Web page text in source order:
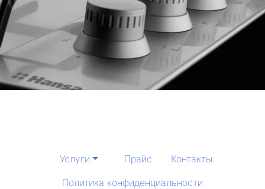
Услуги Прайс
Контакты
Политика конфиденциальности